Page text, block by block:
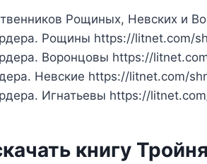
Рощиных, Невских и
Рощины https://litnet.com/
Воронцовы https://
Невские https://litnet.com/
Игнатьевы https://
книгу